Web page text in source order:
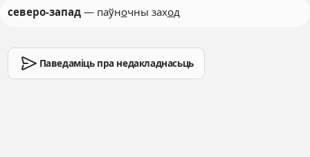
северо-запад— паўночны заход
Паведаміць пра недакладнасьць